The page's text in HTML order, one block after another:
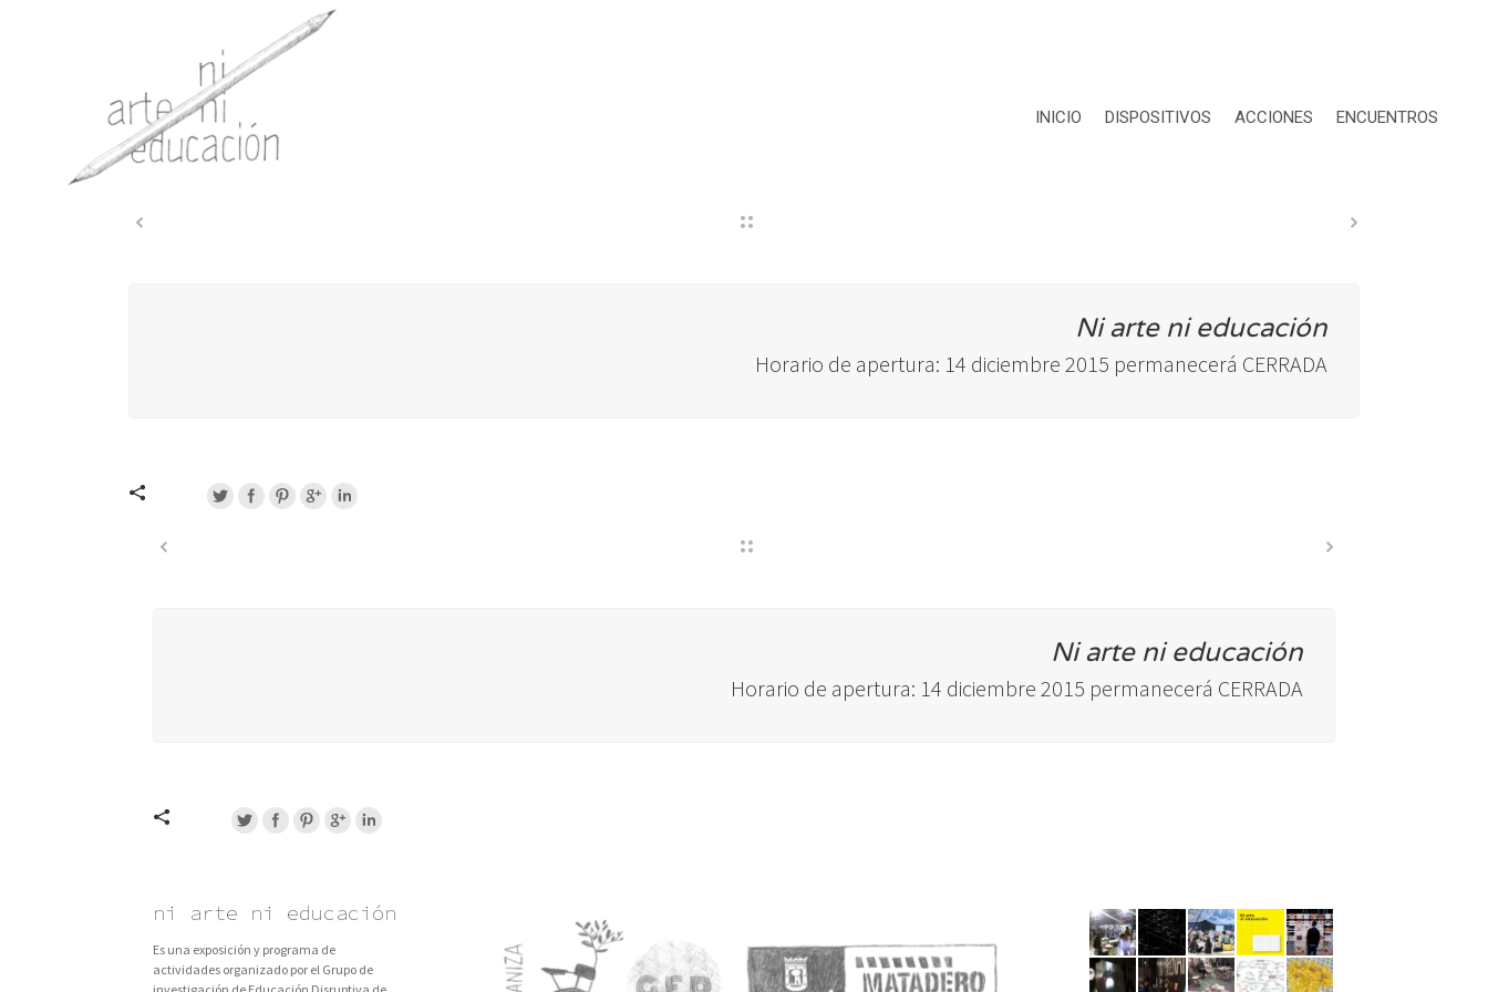
INICIO DISPOSITIVOS ACCIONES ENCUENTROS
Ni arte ni educación
Horario de apertura: 14 diciembre 2015 permanecerá CERRADA
Ni arte ni educación
Horario de apertura: 14 diciembre 2015 permanecerá CERRADA
ni arte ni educación
Es una exposición y programa de
actividades organizado por el Grupo de